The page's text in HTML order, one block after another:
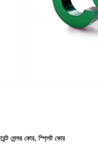
সেন্সর কোর, স্প্লিট কোর